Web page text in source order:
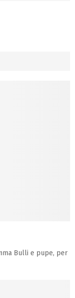
Bulli e pupe, per